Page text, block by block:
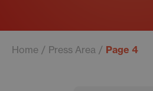
Home Press Area Page 4